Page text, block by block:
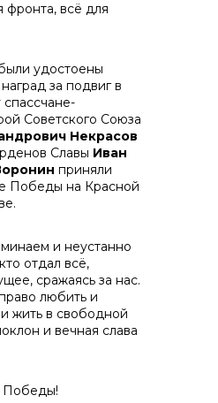
фронта, всё для
удостоены
за подвиг в
спассчане-
Советского Союза
Некрасов
Славы Иван
приняли
Победы на Красной
и неустанно
отдал всё,
сражаясь за нас.
любить и
и жить в свободной
и вечная слава
Победы!